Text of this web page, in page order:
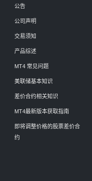
公告
公司声明
交易须知
产品综述
MT4 常见问题
美联储基本知识
差价合约相关知识
MT4最新版本获取指南
即将调整价格的股票差价合
约